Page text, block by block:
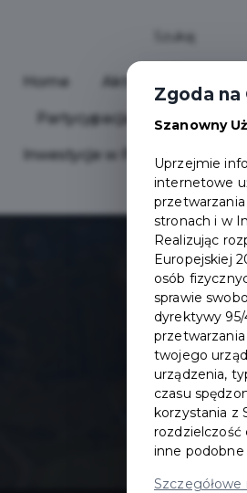
Home Aktualności
Partycypacja Społeczna
Inwestycje w Pruszczu
Zgoda
Szanowny
Uprzejmie
internetowe
stronach i w
Realizując
Europejskiej
osób
sprawie
dyrektywy
twojego
urządzenia,
czasu
korzystania z
rozdzielczość
inne podobne